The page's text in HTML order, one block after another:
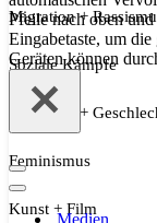
Pfeile nach oben
Eingabetaste, um
Geräten können
Navigationsmenü
Navigationsmenü
Medien
Migration +
Soziale Kämpfe
Sexualität +
Feminismus
Kunst + Film